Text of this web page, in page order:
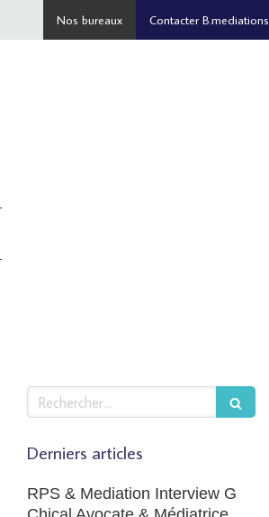
Contacter B.mediations
Nos bureaux
Rechercher
Derniers articles
RPS & Mediation Interview G